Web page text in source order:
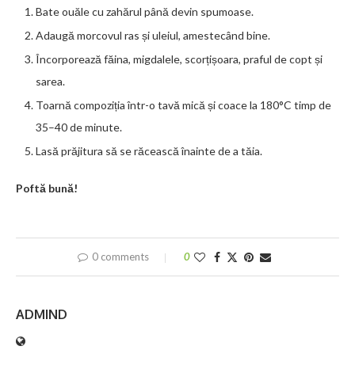
Bate ouăle cu zahărul până devin spumoase.
Adaugă morcovul ras și uleiul, amestecând bine.
Încorporează făina, migdalele, scorțișoara, praful de copt și
sarea.
Toarnă compoziția într-o tavă mică și coace la 180°C timp de
35–40 de minute.
Lasă prăjitura să se răcească înainte de a tăia.
Poftă bună!
0 comments 0
ADMIND